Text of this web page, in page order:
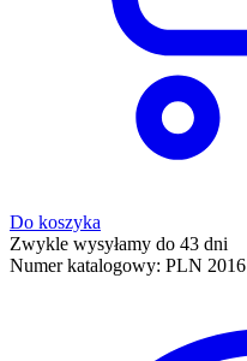
Do koszyka
Zwykle wysyłamy do 43 dni
Numer katalogowy: PLN 2016